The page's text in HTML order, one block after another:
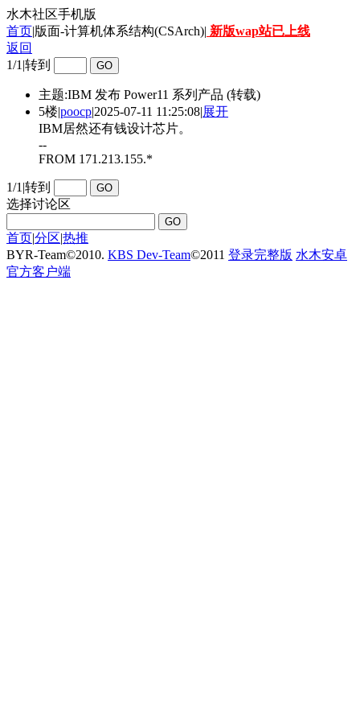
水木社区手机版
首页|版面-计算机体系结构(CSArch)| 新版wap站已上线
返回
1/1 |转到
主题:IBM 发布 Power11 系列产品 (转载)
5楼|poocp|2025-07-11 11:25:08|展开
IBM居然还有钱设计芯片。
--
FROM 171.213.155.*
1/1 |转到
选择讨论区
首页|分区|热推
BYR-Team©2010. KBS Dev-Team©2011 登录完整版 水木安卓
官方客户端